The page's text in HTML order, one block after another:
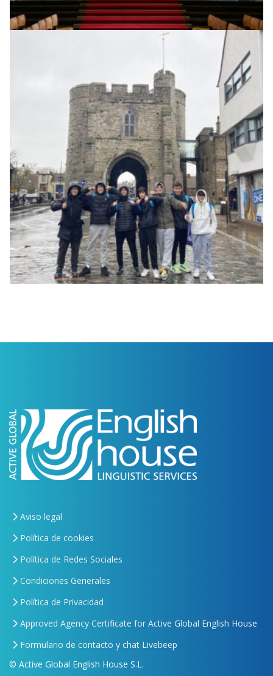
Aviso legal
Política de cookies
Política de Redes Sociales
Condiciones Generales
Política de Privacidad
Approved Agency Certificate for Active Global English House
Formulario de contacto y chat Livebeep
© Active Global English House S.L.